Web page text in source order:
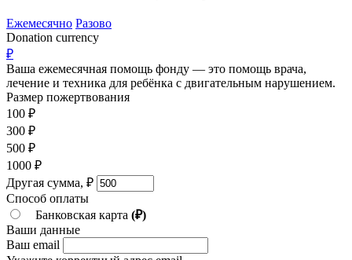
Ежемесячно Разово
Donation currency
₽
Ваша ежемесячная помощь фонду — это помощь врача,
лечение и техника для ребёнка c двигательным нарушением.
Размер пожертвования
100 ₽
300 ₽
500 ₽
1000 ₽
Другая сумма, ₽
Способ оплаты
Банковская карта (₽)
Ваши данные
Ваш email